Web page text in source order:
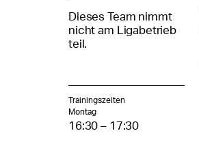
Dieses Team nimmt
nicht am Ligabetrieb
teil.
Trainingszeiten
Montag
16:30 – 17:30